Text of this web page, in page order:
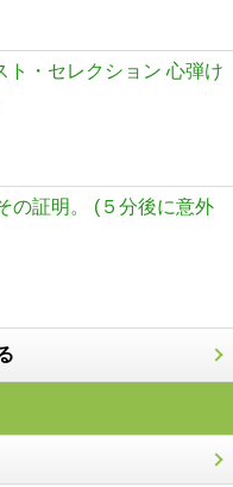
ト・セレクション 心弾け
の証明。 (５分後に意外